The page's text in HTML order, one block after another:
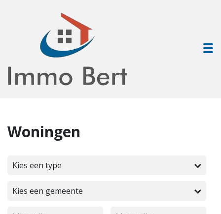
Woningen
Kies een type
Kies een gemeente